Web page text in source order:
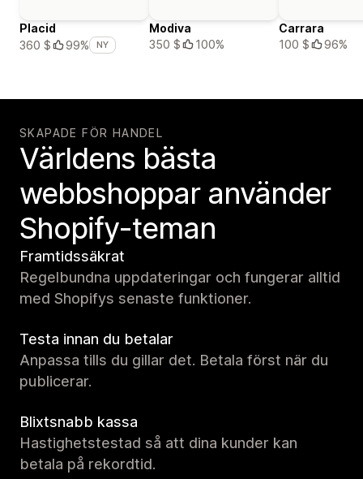
Placid
360 $
99% NY
Modiva
350 $
100%
Carrara
100 $
96%
SKAPADE FÖR HANDEL
Världens bästa
webbshoppar använder
Shopify-teman
Framtidssäkrat
Regelbundna uppdateringar och fungerar alltid
med Shopifys senaste funktioner.
Testa innan du betalar
Anpassa tills du gillar det. Betala först när du
publicerar.
Blixtsnabb kassa
Hastighetstestad så att dina kunder kan
betala på rekordtid.